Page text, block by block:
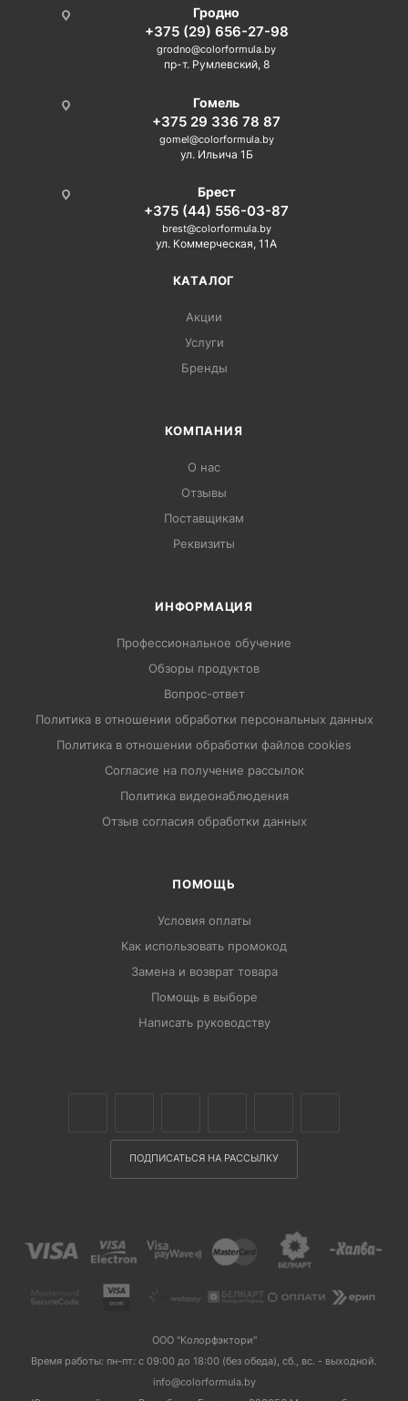
Гродно
+375 (29) 656-27-98
grodno@colorformula.by
пр-т. Румлевский, 8
Гомель
+375 29 336 78 87
gomel@colorformula.by
ул. Ильича 1Б
Брест
+375 (44) 556-03-87
brest@colorformula.by
ул. Коммерческая, 11А
КАТАЛОГ
Акции
Услуги
Бренды
КОМПАНИЯ
О нас
Отзывы
Поставщикам
Реквизиты
ИНФОРМАЦИЯ
Профессиональное обучение
Обзоры продуктов
Вопрос-ответ
Политика в отношении обработки персональных данных
Политика в отношении обработки файлов cookies
Согласие на получение рассылок
Политика видеонаблюдения
Отзыв согласия обработки данных
ПОМОЩЬ
Условия оплаты
Как использовать промокод
Замена и возврат товара
Помощь в выборе
Написать руководству
ПОДПИСАТЬСЯ НА РАССЫЛКУ
ООО "Колорфэктори"
Время работы: пн-пт: с 09:00 до 18:00 (без обеда), сб., вс. - выходной.
info@colorformula.by